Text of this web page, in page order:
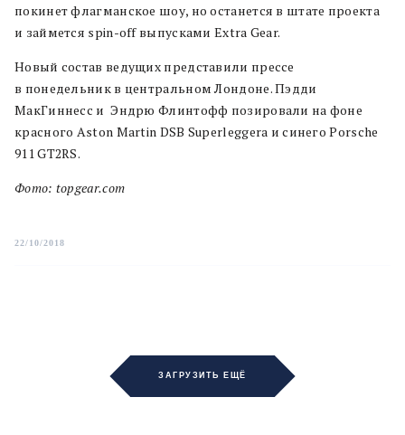
покинет флагманское шоу, но останется в штате проекта
и займется spin-off выпусками Extra Gear.
Новый состав ведущих представили прессе
в понедельник в центральном Лондоне. Пэдди
МакГиннесс и Эндрю Флинтофф позировали на фоне
красного Aston Martin DSB Superleggera и синего Porsche
911 GT2RS.
Фото: topgear.com
22/10/2018
ЗАГРУЗИТЬ ЕЩЁ